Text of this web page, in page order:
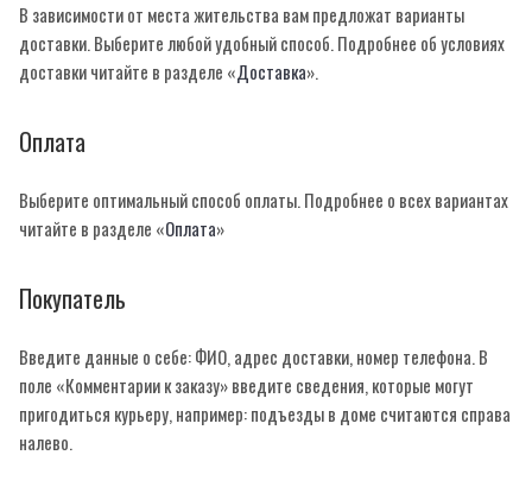
В зависимости от места жительства вам предложат варианты
доставки. Выберите любой удобный способ. Подробнее об условиях
доставки читайте в разделе «Доставка».
Оплата
Выберите оптимальный способ оплаты. Подробнее о всех вариантах
читайте в разделе «Оплата»
Покупатель
Введите данные о себе: ФИО, адрес доставки, номер телефона. В
поле «Комментарии к заказу» введите сведения, которые могут
пригодиться курьеру, например: подъезды в доме считаются справа
налево.